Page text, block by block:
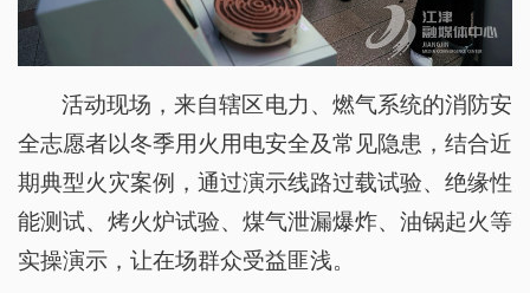
活动现场，来自辖区电力、燃气系统的消防安
全志愿者以冬季用火用电安全及常见隐患，结合近
期典型火灾案例，通过演示线路过载试验、绝缘性
能测试、烤火炉试验、煤气泄漏爆炸、油锅起火等
实操演示，让在场群众受益匪浅。